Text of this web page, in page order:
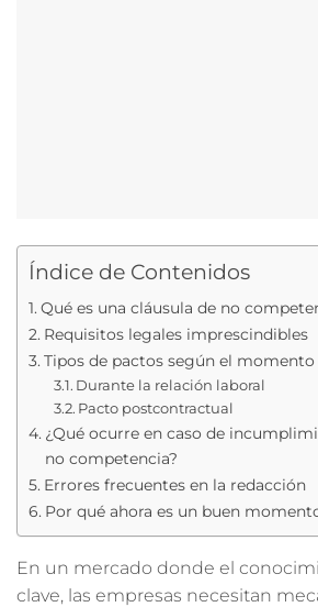
Índice de Contenidos
Qué es una cláusula de no
Requisitos legales imprescindibles
Tipos de pactos según el
Durante la relación laboral
Pacto postcontractual
¿Qué ocurre en caso de
no competencia?
Errores frecuentes en la redacción
Por qué ahora es un buen
En un mercado donde el
clave, las empresas necesitan